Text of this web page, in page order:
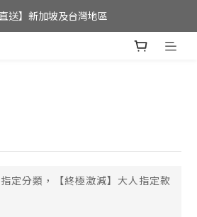
，即可享港澳地區免運費;
直送】新加坡及台灣地區
指定分類，【終極激減】大人指定款